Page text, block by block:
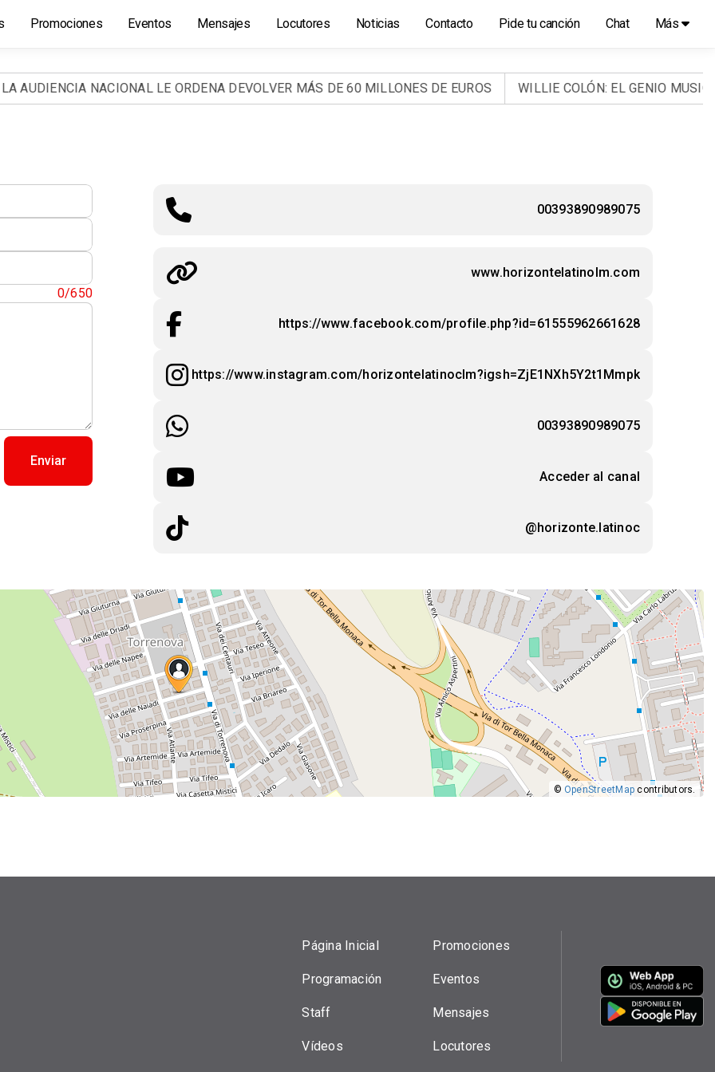
Promociones Eventos Mensajes Locutores Noticias Contacto Pide tu canción Chat Más
NACIONAL LE ORDENA DEVOLVER MÁS DE 60 MILLONES DE EUROS WILLIE COLÓN: EL GENIO MUSICAL
0/650
Enviar
00393890989075
www.horizontelatinolm.com
https://www.facebook.com/profile.php?id=61555962661628
https://www.instagram.com/horizontelatinoclm?igsh=ZjE1NXh5Y2t1Mmpk
00393890989075
Acceder al canal
@horizonte.latinoc
© OpenStreetMap contributors.
Página Inicial
Programación
Staff
Vídeos
Promociones
Eventos
Mensajes
Locutores